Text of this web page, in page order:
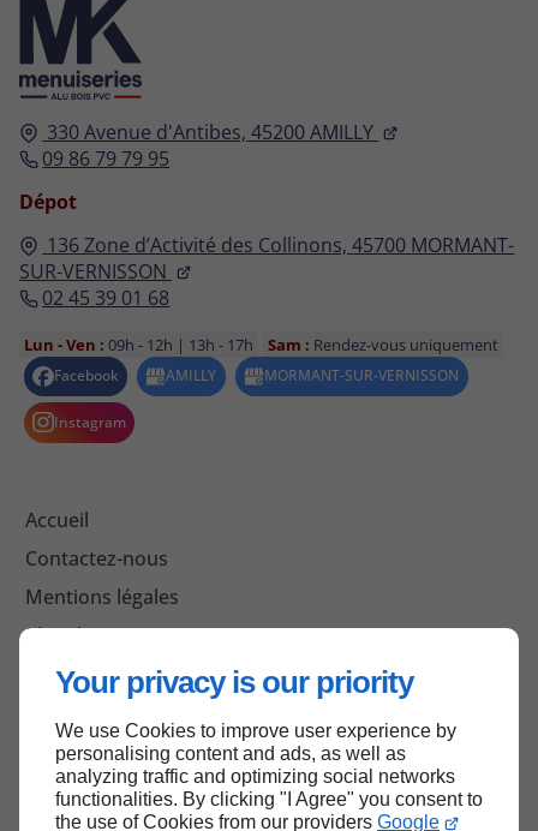
Your privacy is our priority
We use Cookies to improve user experience by
personalising content and ads, as well as
analyzing traffic and optimizing social networks
functionalities. By clicking "I Agree" you consent to
the use of Cookies from our providers Google
330 Avenue d'Antibes,45200AMILLY
09 86 79 79 95
Dépot
136 Zone d’Activité des Collinons,45700 MORMANT-
SUR-VERNISSON
02 45 39 01 68
Lun - Ven :09h - 12h | 13h - 17h Sam : Rendez-vous uniquement
Accueil
Contactez-nous
Mentions légales
Plan du site
Haut de page